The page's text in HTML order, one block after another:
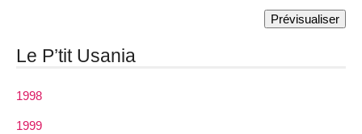
Le P’tit Usania
1998
1999